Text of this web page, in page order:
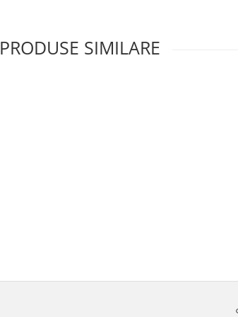
PRODUSE SIMILARE